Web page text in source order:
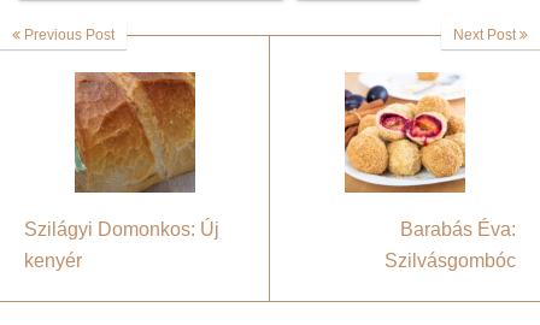
Previous Post
Szilágyi Domonkos: Új
kenyér
Next Post
Barabás Éva:
Szilvásgombóc